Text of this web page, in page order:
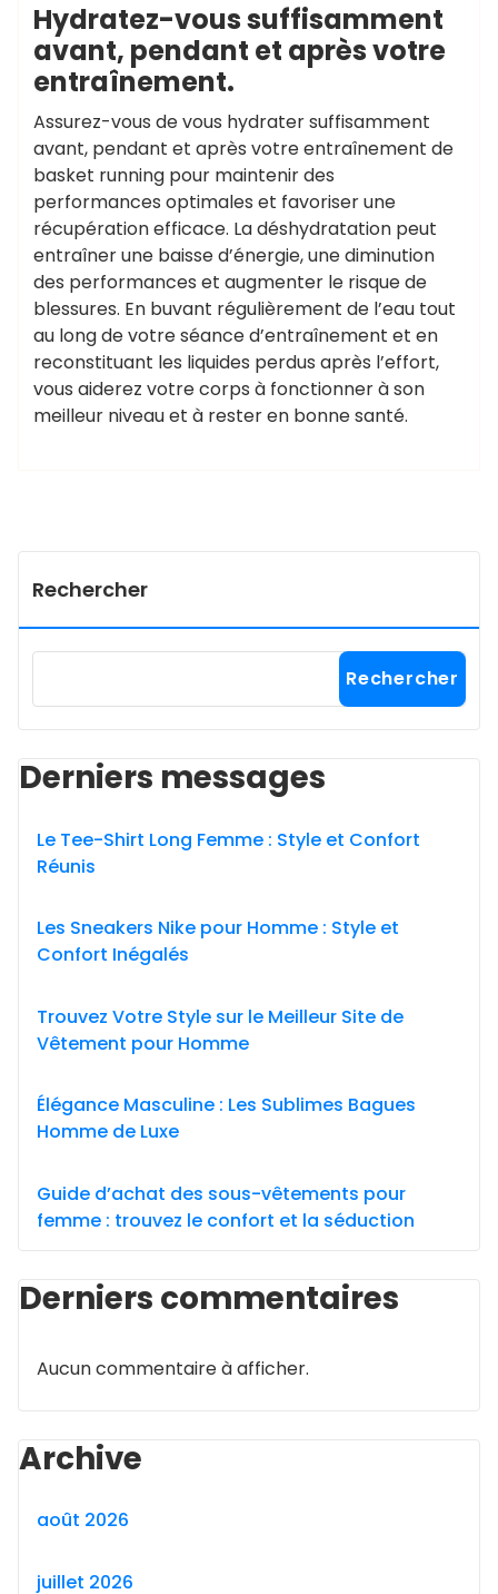
Hydratez-vous suffisamment
avant, pendant et après votre
entraînement.
Assurez-vous de vous hydrater suffisamment
avant, pendant et après votre entraînement de
basket running pour maintenir des
performances optimales et favoriser une
récupération efficace. La déshydratation peut
entraîner une baisse d’énergie, une diminution
des performances et augmenter le risque de
blessures. En buvant régulièrement de l’eau tout
au long de votre séance d’entraînement et en
reconstituant les liquides perdus après l’effort,
vous aiderez votre corps à fonctionner à son
meilleur niveau et à rester en bonne santé.
Rechercher
Rechercher
Derniers messages
Le Tee-Shirt Long Femme : Style et Confort
Réunis
Les Sneakers Nike pour Homme : Style et
Confort Inégalés
Trouvez Votre Style sur le Meilleur Site de
Vêtement pour Homme
Élégance Masculine : Les Sublimes Bagues
Homme de Luxe
Guide d’achat des sous-vêtements pour
femme : trouvez le confort et la séduction
Derniers commentaires
Aucun commentaire à afficher.
Archive
août 2026
juillet 2026